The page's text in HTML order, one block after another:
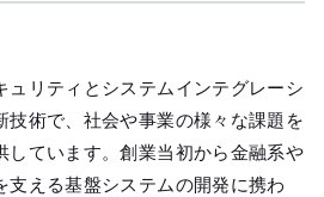
ュリティとシステムインテグレーシ
技術で、社会や事業の様々な課題を
しています。創業当初から金融系や
支える基盤システムの開発に携わ